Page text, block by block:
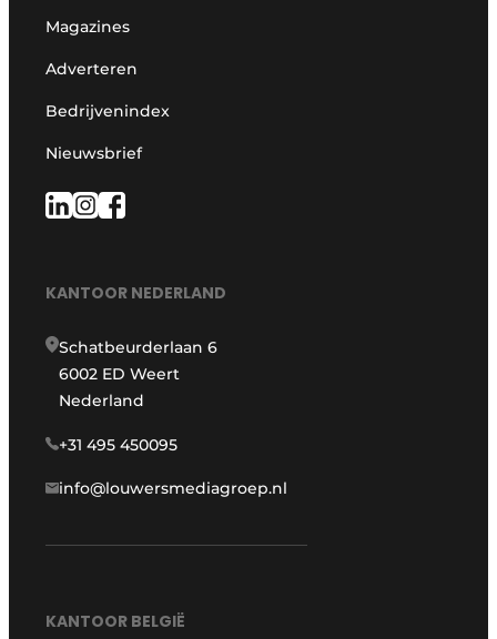
Magazines
Adverteren
Bedrijvenindex
Nieuwsbrief
KANTOOR NEDERLAND
Schatbeurderlaan 6
6002 ED Weert
Nederland
+31 495 450095
info@louwersmediagroep.nl
KANTOOR BELGIË